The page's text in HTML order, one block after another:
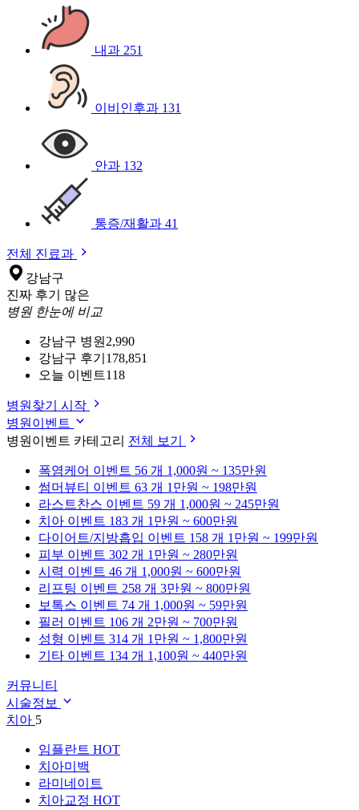
내과 251
이비인후과 131
안과 132
통증/재활과 41
전체 진료과
강남구
진짜 후기 많은
병원 한눈에 비교
강남구 병원 2,990
강남구 후기 178,851
오늘 이벤트118
병원찾기 시작
병원이벤트
병원이벤트 카테고리 전체 보기
폭염케어 이벤트 56 개 1,000원 ~ 135만원
썸머뷰티 이벤트 63 개 1만원 ~ 198만원
라스트찬스 이벤트 59 개 1,000원 ~ 245만원
치아 이벤트 183 개 1만원 ~ 600만원
다이어트/지방흡입 이벤트 158 개 1만원 ~ 199만원
피부 이벤트 302 개 1만원 ~ 280만원
시력 이벤트 46 개 1,000원 ~ 600만원
리프팅 이벤트 258 개 3만원 ~ 800만원
보톡스 이벤트 74 개 1,000원 ~ 59만원
필러 이벤트 106 개 2만원 ~ 700만원
성형 이벤트 314 개 1만원 ~ 1,800만원
기타 이벤트 134 개 1,100원 ~ 440만원
커뮤니티
시술정보
치아 5
임플란트 HOT
치아미백
라미네이트
치아교정 HOT